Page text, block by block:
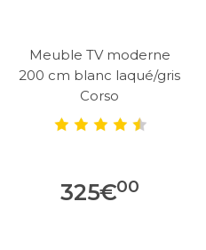
Meuble TV moderne
200 cm blanc laqué/gris
Corso
325€00